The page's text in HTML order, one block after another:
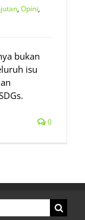
,Opini,
bukan
isu
0